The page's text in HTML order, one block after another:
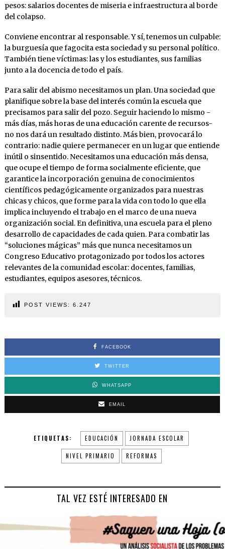
pesos: salarios docentes de miseria e infraestructura al borde
del colapso.
Conviene encontrar al responsable. Y sí, tenemos un culpable:
la burguesía que fagocita esta sociedad y su personal político.
También tiene víctimas: las y los estudiantes, sus familias
junto a la docencia de todo el país.
Para salir del abismo necesitamos un plan. Una sociedad que
planifique sobre la base del interés común la escuela que
precisamos para salir del pozo. Seguir haciendo lo mismo -
más días, más horas de una educación carente de recursos-
no nos dará un resultado distinto. Más bien, provocará lo
contrario: nadie quiere permanecer en un lugar que entiende
inútil o sinsentido. Necesitamos una educación más densa,
que ocupe el tiempo de forma socialmente eficiente, que
garantice la incorporación genuina de conocimientos
científicos pedagógicamente organizados para nuestras
chicas y chicos, que forme para la vida con todo lo que ella
implica incluyendo el trabajo en el marco de una nueva
organización social. En definitiva, una escuela para el pleno
desarrollo de capacidades de cada quien. Para combatir las
“soluciones mágicas” más que nunca necesitamos un
Congreso Educativo protagonizado por todos los actores
relevantes de la comunidad escolar: docentes, familias,
estudiantes, equipos asesores, técnicos.
POST VIEWS: 6.247
FACEBOOK
TWITTER
WHATSAPP
EMAIL
ETIQUETAS: EDUCACIÓN JORNADA ESCOLAR
NIVEL PRIMARIO REFORMAS
TAL VEZ ESTÉ INTERESADO EN